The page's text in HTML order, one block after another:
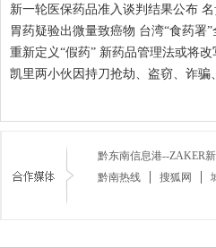
新一轮医保药品准入谈判结果公布
胃药疑验出微量致癌物 台湾“食药署”
重新定义“假药” 新药品管理法或将改
凯里两小伙因持刀抢劫、盗窃、诈骗
黔东南信息港--ZAKER
黔南热线
搜狐网